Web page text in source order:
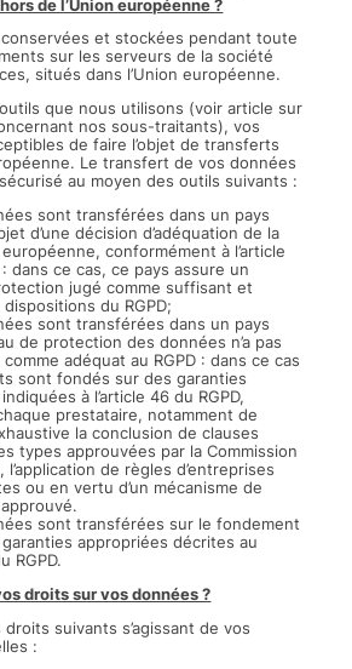
de l’Union européenne ?
et stockées pendant toute
sur les serveurs de la société
situés dans l’Union européenne.
que nous utilisons (voir article sur
nos sous-traitants), vos
de faire l’objet de transferts
Le transfert de vos données
au moyen des outils suivants :
sont transférées dans un pays
d’une décision d’adéquation de la
conformément à l’article
: dans ce cas, ce pays assure un
jugé comme suffisant et
du RGPD;
sont transférées dans un pays
de protection des données n’a pas
adéquat au RGPD : dans ce cas
sont fondés sur des garanties
à l’article 46 du RGPD,
prestataire, notamment de
la conclusion de clauses
types approuvées par la Commission
l’application de règles d’entreprises
ou en vertu d’un mécanisme de
sont transférées sur le fondement
garanties appropriées décrites au
RGPD.
droits sur vos données ?
suivants s’agissant de vos
: